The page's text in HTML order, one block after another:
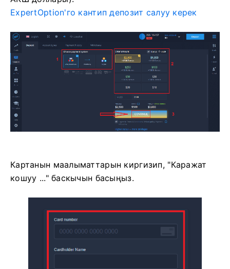
ExpertOption'го кантип депозит салуу керек
Картанын маалыматтарын киргизип, "Каражат
кошуу ..." баскычын басыңыз.